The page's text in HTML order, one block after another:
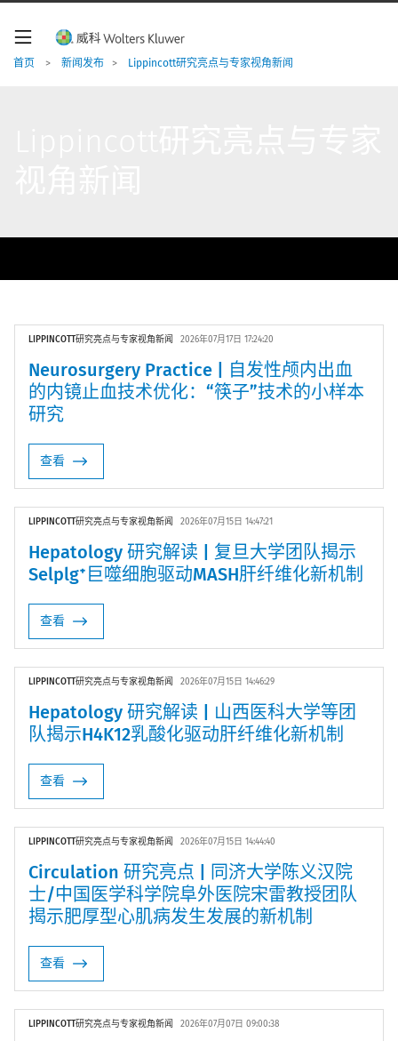
W
首页 > 新闻发布 > Lippincott研究亮点与专家视角新闻
导
LIPPINCOTT研究亮点与专家视角新闻 2026年07月17日 17:24:20
Neurosurgery Practice | 自发性颅内出血
的内镜止血技术优化：“筷子”技术的小样本
研究
查看
LIPPINCOTT研究亮点与专家视角新闻 2026年07月15日 14:47:21
Hepatology 研究解读 | 复旦大学团队揭示
Selplg⁺巨噬细胞驱动MASH肝纤维化新机制
查看
LIPPINCOTT研究亮点与专家视角新闻 2026年07月15日 14:46:29
Hepatology 研究解读 | 山西医科大学等团
队揭示H4K12乳酸化驱动肝纤维化新机制
查看
LIPPINCOTT研究亮点与专家视角新闻 2026年07月15日 14:44:40
Circulation 研究亮点 | 同济大学陈义汉院
士/中国医学科学院阜外医院宋雷教授团队
揭示肥厚型心肌病发生发展的新机制
查看
LIPPINCOTT研究亮点与专家视角新闻 2026年07月07日 09:00:38